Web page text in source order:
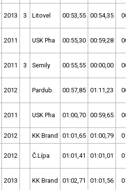
2013 3 Litovel 00:53,55 00:54,35
2011 USK Pha 00:55,30 00:59,28
2011 3 Semily 00:55,55 00:00,00
2012 Pardub. 00:57,85 01:11,23
2011 USK Pha 01:00,70 00:59,65
2012 KK Brand 01:01,65 01:00,79
2012 Č.Lípa 01:01,41 01:01,01
2013 KK Brand 01:02,71 01:01,56